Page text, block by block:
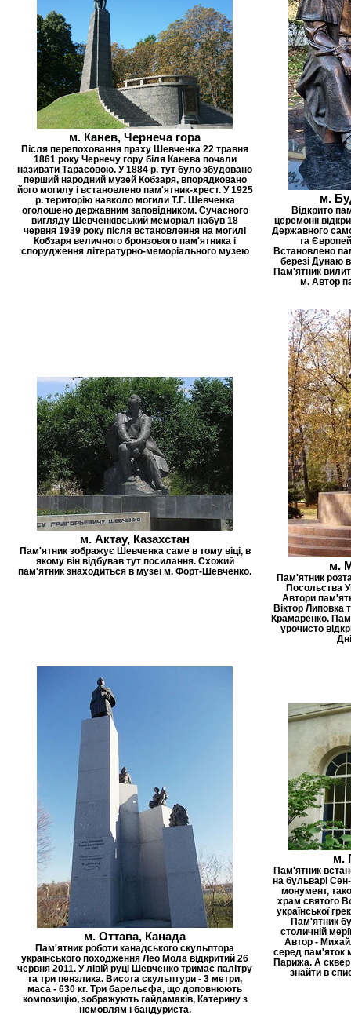
м. Канев, Чернеча гора
Після перепоховання праху Шевченка 22 травня
1861 року Чернечу гору біля Канева почали
називати Тарасовою. У 1884 р. тут було збудовано
перший народний музей Кобзаря, впорядковано
його могилу і встановлено пам'ятник-хрест. У 1925
р. територію навколо могили Т.Г. Шевченка
оголошено державним заповідником. Сучасного
вигляду Шевченківський меморіал набув 18
червня 1939 року після встановлення на могилі
Кобзаря величного бронзового пам'ятника і
спорудження літературно-меморіального музею
м.
Відкрито
церемонії
Державного
та
Встановлено
березі Дунаю
Пам'ятник
м. Автор
м. Актау, Казахстан
Пам'ятник зображує Шевченка саме в тому віці, в
якому він відбував тут посилання. Схожий
пам'ятник знаходиться в музеї м. Форт-Шевченко.
м.
Пам'ятник
Посольства
Автори
Віктор Липовка
Крамаренко.
урочисто
м. Оттава, Канада
Пам'ятник роботи канадського скульптора
українського походження Лео Мола відкритий 26
червня 2011. У лівій руці Шевченко тримає палітру
та три пензлика. Висота скульптури - 3 метри,
маса - 630 кг. Три барельєфа, що доповнюють
композицію, зображують гайдамаків, Катерину з
немовлям і бандуриста.
м.
Пам'ятник
на бульварі
монумент,
храм святого
української
Пам'ятник
столичній
Автор -
серед пам'яток
Парижа. А сквер
знайти в